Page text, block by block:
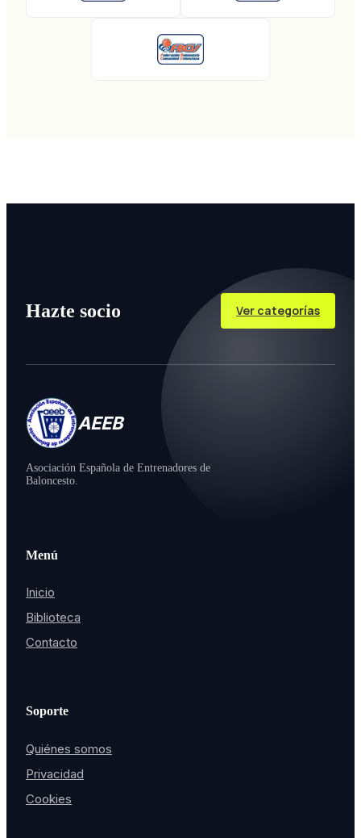
Hazte socio Ver categorías
AEEB
Asociación Española de Entrenadores de
Baloncesto.
Menú
Inicio
Biblioteca
Contacto
Soporte
Quiénes somos
Privacidad
Cookies